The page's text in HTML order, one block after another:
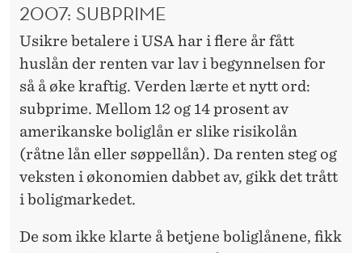
2007: SUBPRIME
Usikre betalere i USA har i flere år fått
huslån der renten var lav i begynnelsen for
så å øke kraftig. Verden lærte et nytt ord:
subprime. Mellom 12 og 14 prosent av
amerikanske boliglån er slike risikolån
(råtne lån eller søppellån). Da renten steg og
veksten i økonomien dabbet av, gikk det trått
i boligmarkedet.
De som ikke klarte å betjene boliglånene, fikk